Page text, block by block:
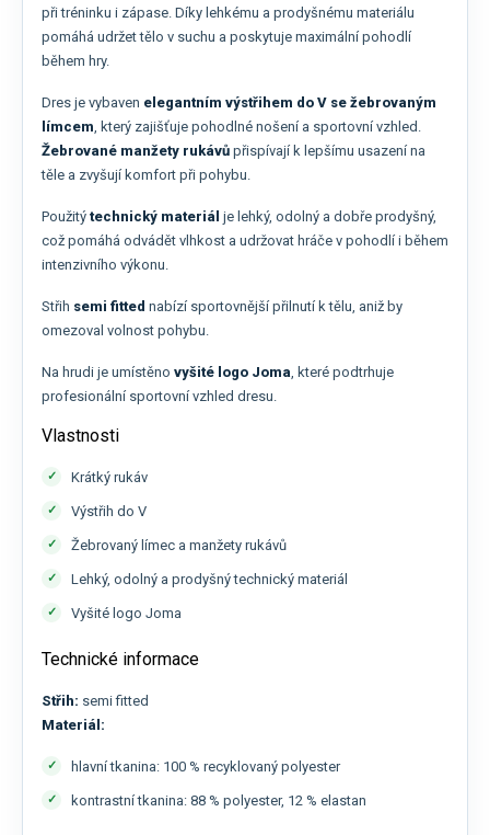
při tréninku i zápase. Díky lehkému a prodyšnému materiálu
pomáhá udržet tělo v suchu a poskytuje maximální pohodlí
během hry.
Dres je vybaven elegantním výstřihem do V se žebrovaným
límcem, který zajišťuje pohodlné nošení a sportovní vzhled.
Žebrované manžety rukávů přispívají k lepšímu usazení na
těle a zvyšují komfort při pohybu.
Použitý technický materiál je lehký, odolný a dobře prodyšný,
což pomáhá odvádět vlhkost a udržovat hráče v pohodlí i během
intenzivního výkonu.
Střih semi fitted nabízí sportovnější přilnutí k tělu, aniž by
omezoval volnost pohybu.
Na hrudi je umístěno vyšité logo Joma, které podtrhuje
profesionální sportovní vzhled dresu.
Vlastnosti
Krátký rukáv
Výstřih do V
Žebrovaný límec a manžety rukávů
Lehký, odolný a prodyšný technický materiál
Vyšité logo Joma
Technické informace
Střih: semi fitted
Materiál:
hlavní tkanina: 100 % recyklovaný polyester
kontrastní tkanina: 88 % polyester, 12 % elastan